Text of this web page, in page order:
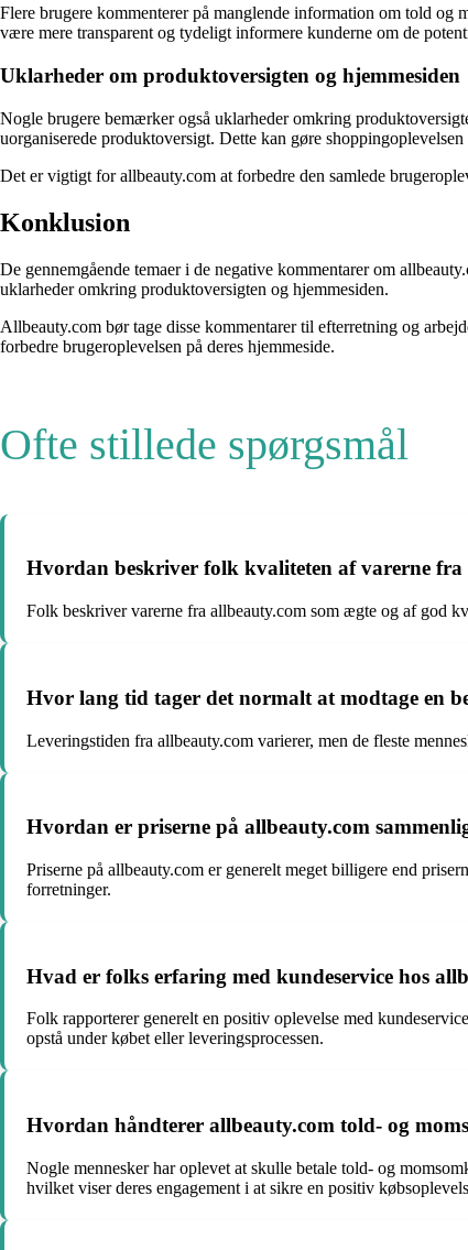
Flere brugere kommenterer på manglende information om told
være mere transparent og tydeligt informere kunderne om de
Uklarheder om produktoversigten og hjemmesiden
Nogle brugere bemærker også uklarheder omkring
uorganiserede produktoversigt. Dette kan gøre
Det er vigtigt for allbeauty.com at forbedre den samlede
Konklusion
De gennemgående temaer i de negative kommentarer om
uklarheder omkring produktoversigten og hjemmesiden.
Allbeauty.com bør tage disse kommentarer til efterretning og
forbedre brugeroplevelsen på deres hjemmeside.
Ofte stillede spørgsmål
Hvordan beskriver folk kvaliteten af varerne fra
Folk beskriver varerne fra allbeauty.com som ægte og af god
Hvor lang tid tager det normalt at modtage en
Leveringstiden fra allbeauty.com varierer, men de fleste
Hvordan er priserne på allbeauty.com
Priserne på allbeauty.com er generelt meget billigere end
forretninger.
Hvad er folks erfaring med kundeservice hos
Folk rapporterer generelt en positiv oplevelse med
opstå under købet eller leveringsprocessen.
Hvordan håndterer allbeauty.com told- og
Nogle mennesker har oplevet at skulle betale told- og
hvilket viser deres engagement i at sikre en positiv